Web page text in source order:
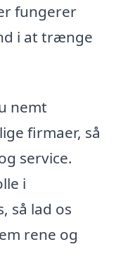
fungerer
i at trænge
nemt
firmaer, så
service.
i
så lad os
rene og